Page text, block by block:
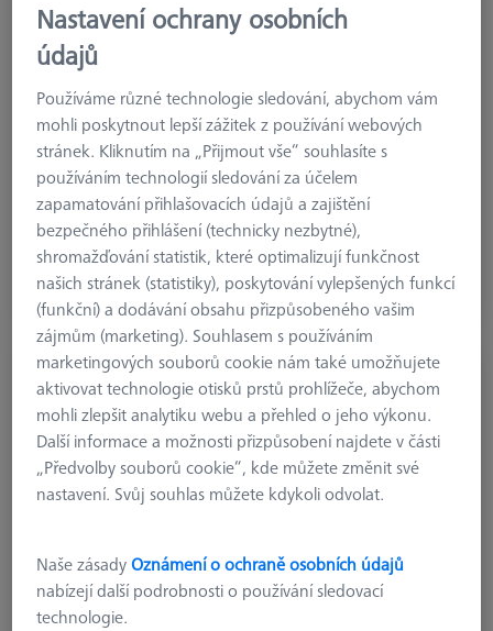
40,99 €
bez DPH
Dostupné
KOMPONENTY REFERENČNÍCH SAD
Spoj pro paralelní upínák a dodekaedr
626109-9610-077
Nastavení ochrany osobních
údajů
Používáme různé technologie sledování, abychom vám
mohli poskytnout lepší zážitek z používání webových
stránek. Kliknutím na „Přijmout vše“ souhlasíte s
používáním technologií sledování za účelem
zapamatování přihlašovacích údajů a zajištění
bezpečného přihlášení (technicky nezbytné),
shromažďování statistik, které optimalizují funkčnost
našich stránek (statistiky), poskytování vylepšených funkcí
(funkční) a dodávání obsahu přizpůsobeného vašim
zájmům (marketing). Souhlasem s používáním
marketingových souborů cookie nám také umožňujete
aktivovat technologie otisků prstů prohlížeče, abychom
mohli zlepšit analytiku webu a přehled o jeho výkonu.
Další informace a možnosti přizpůsobení najdete v části
„Předvolby souborů cookie“, kde můžete změnit své
nastavení. Svůj souhlas můžete kdykoli odvolat.
Naše zásadyOznámení o ochraně osobních údajů
nabízejí další podrobnosti o používání sledovací
technologie.